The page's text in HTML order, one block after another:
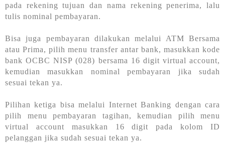
pada rekening tujuan dan nama rekening penerima, lalu
tulis nominal pembayaran.
Bisa juga pembayaran dilakukan melalui ATM Bersama
atau Prima, pilih menu transfer antar bank, masukkan kode
bank OCBC NISP (028) bersama 16 digit virtual account,
kemudian masukkan nominal pembayaran jika sudah
sesuai tekan ya.
Pilihan ketiga bisa melalui Internet Banking dengan cara
pilih menu pembayaran tagihan, kemudian pilih menu
virtual account masukkan 16 digit pada kolom ID
pelanggan jika sudah sesuai tekan ya.